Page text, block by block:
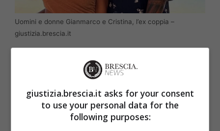
Uomini e donne Gianmarco e Cristina, l’ex coppia –
giustizia.brescia.it
Stiamo parlando della
Cristina e Gianmarco , che dopo settimane di
rumors sulla loro rottura, hanno
effettivamente confermato di essersi lasciati.
Per farlo hanno utilizzato isocial
giustizia.brescia.it asks for your consent
to use your personal data for the
following purposes: